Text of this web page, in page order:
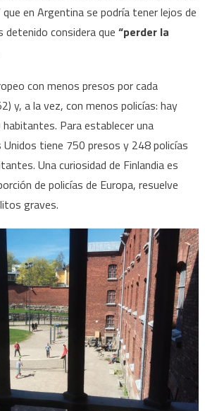
que en Argentina se podría tener lejos de
detenido considera que “perder la
con menos presos por cada
y, a la vez, con menos policías: hay
Para establecer una
tiene 750 presos y 248 policías
Una curiosidad de Finlandia es
de policías de Europa, resuelve
graves.